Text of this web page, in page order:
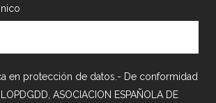
en protección de datos.- De conformidad
ASOCIACION ESPAÑOLA DE